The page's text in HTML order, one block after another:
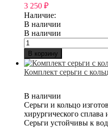
3 250 ₽
Наличие:
В наличии
В наличии
В корзину
Комплект серьги с
В наличии
Серьги и кольцо
хирургического
Серьги устойчивы к